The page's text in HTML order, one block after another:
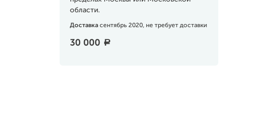
области.
Доставка сентябрь 2020, не требует доставки
30 000 a